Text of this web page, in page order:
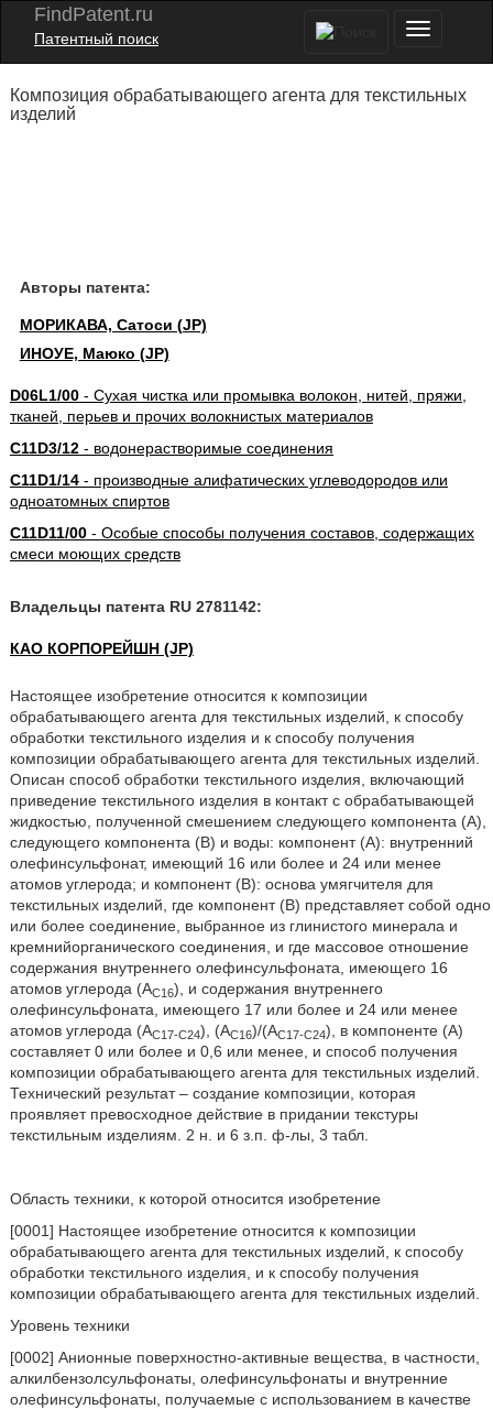
FindPatent.ru
Патентный поиск
Композиция обрабатывающего агента для текстильных
изделий
Авторы патента:
МОРИКАВА, Сатоси (JP)
ИНОУЕ, Маюко (JP)
D06L1/00- Сухая чистка или промывка волокон, нитей, пряжи,
тканей, перьев и прочих волокнистых материалов
C11D3/12- водонерастворимые соединения
C11D1/14- производные алифатических углеводородов или
одноатомных спиртов
C11D11/00- Особые способы получения составов, содержащих
смеси моющих средств
Владельцы патента RU 2781142:
КАО КОРПОРЕЙШН (JP)
Настоящее изобретение относится к композиции
обрабатывающего агента для текстильных изделий, к способу
обработки текстильного изделия и к способу получения
композиции обрабатывающего агента для текстильных изделий.
Описан способ обработки текстильного изделия, включающий
приведение текстильного изделия в контакт с обрабатывающей
жидкостью, полученной смешением следующего компонента (А),
следующего компонента (В) и воды: компонент (А): внутренний
олефинсульфонат, имеющий 16 или более и 24 или менее
атомов углерода; и компонент (В): основа умягчителя для
текстильных изделий, где компонент (В) представляет собой одно
или более соединение, выбранное из глинистого минерала и
кремнийорганического соединения, и где массовое отношение
содержания внутреннего олефинсульфоната, имеющего 16
атомов углерода (АС16), и содержания внутреннего
олефинсульфоната, имеющего 17 или более и 24 или менее
атомов углерода (АС17-С24), (АС16)/(АС17-С24), в компоненте (А)
составляет 0 или более и 0,6 или менее, и способ получения
композиции обрабатывающего агента для текстильных изделий.
Технический результат – создание композиции, которая
проявляет превосходное действие в придании текстуры
текстильным изделиям. 2 н. и 6 з.п. ф-лы, 3 табл.
Область техники, к которой относится изобретение
[0001] Настоящее изобретение относится к композиции
обрабатывающего агента для текстильных изделий, к способу
обработки текстильного изделия, и к способу получения
композиции обрабатывающего агента для текстильных изделий.
Уровень техники
[0002] Анионные поверхностно-активные вещества, в частности,
алкилбензолсульфонаты, олефинсульфонаты и внутренние
олефинсульфонаты, получаемые с использованием в качестве